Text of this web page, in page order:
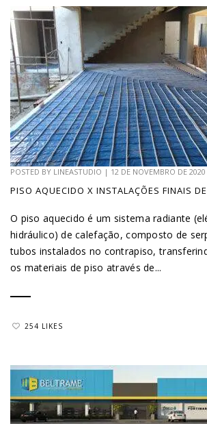
POSTED BY LINEASTUDIO | 12 DE NOVEMBRO DE 2020
PISO AQUECIDO X INSTALAÇÕES FINAIS
O piso aquecido é um sistema radiante
hidráulico) de calefação, composto de
tubos instalados no contrapiso,
os materiais de piso através de...
254 LIKES